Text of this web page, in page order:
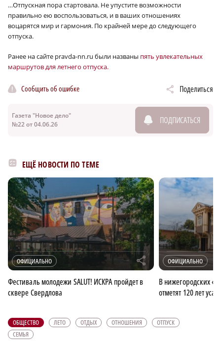
…Отпускная пора стартовала. Не упустите возможности
правильно ею воспользоваться, и в ваших отношениях
воцарятся мир и гармония. По крайней мере до следующего
отпуска.
Ранее на сайте pravda-nn.ru были названы пять увлекательных
маршрутов для летнего отпуска.
Сообщить об ошибке Поделиться
Газета "Новое дело"
№22 от 04.06.26
ПОДПИСАТЬСЯ
ЕЩЁ НОВОСТИ ПО ТЕМЕ
ОФИЦИАЛЬНО r
Фестиваль молодежи SALUT! ИСКРА пройдет в
сквере Свердлова
ОФИЦИАЛЬНО
В нижегородских
отметят 120 лет
ОБЩЕСТВО ЛЕТО ОТДЫХ ОТНОШЕНИЯ
ОТПУСК
СЕМЬЯ